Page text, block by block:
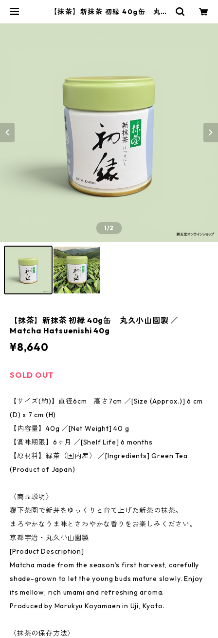
【抹茶】新抹茶 初縁 40g缶 丸久
1/2
【抹茶】新抹茶 初縁 40g缶 丸久小山園製 ／
Matcha Hatsuenishi 40g
¥8,640
SOLD OUT
【サイズ(約)】直径6cm 高さ7cm ／[Size (Approx.)] 6 cm
(D) x 7 cm (H)
【内容量】40g ／[Net Weight] 40 g
【賞味期限】6ヶ月 ／[Shelf Life] 6 months
【原材料】緑茶（国内産） ／[Ingredients] Green Tea
(Product of Japan)
〈商品説明〉
覆下茶園で新芽をゆっくりと育て上げた新茶の抹茶。
まろやかなうま味とさわやかな香りをお楽しみください。
京都宇治・丸久小山園製
[Product Description]
Matcha made from the season’s first harvest, carefully
shade-grown to let the young buds mature slowly. Enjoy
its mellow, rich umami and refreshing aroma.
Produced by Marukyu Koyamaen in Uji, Kyoto.
〈抹茶の保存方法〉